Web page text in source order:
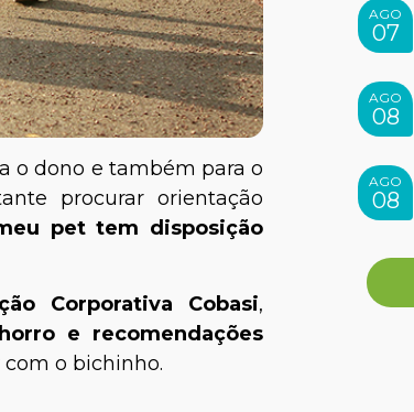
o dono e também para o
procurar orientação
pet tem disposição
Corporativa Cobasi,
e recomendações
o bichinho.
AGO
07
AGO
08
AGO
08